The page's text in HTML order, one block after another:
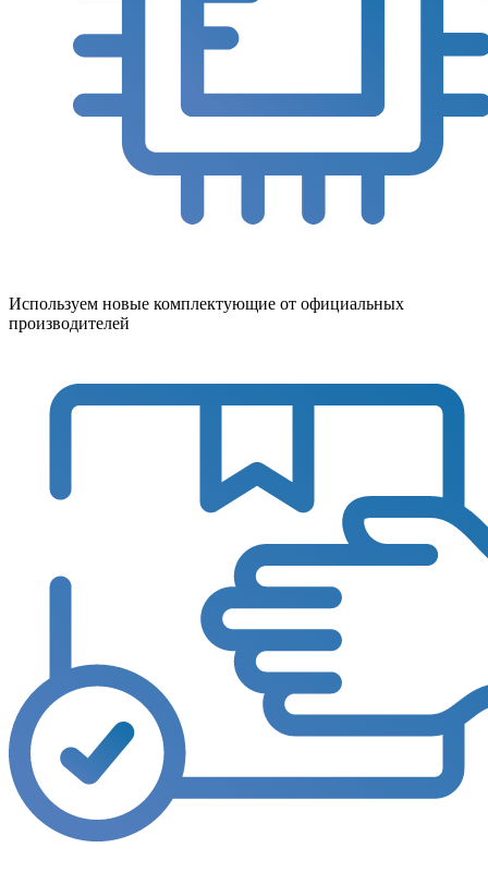
Используем новые комплектующие от официальных
производителей